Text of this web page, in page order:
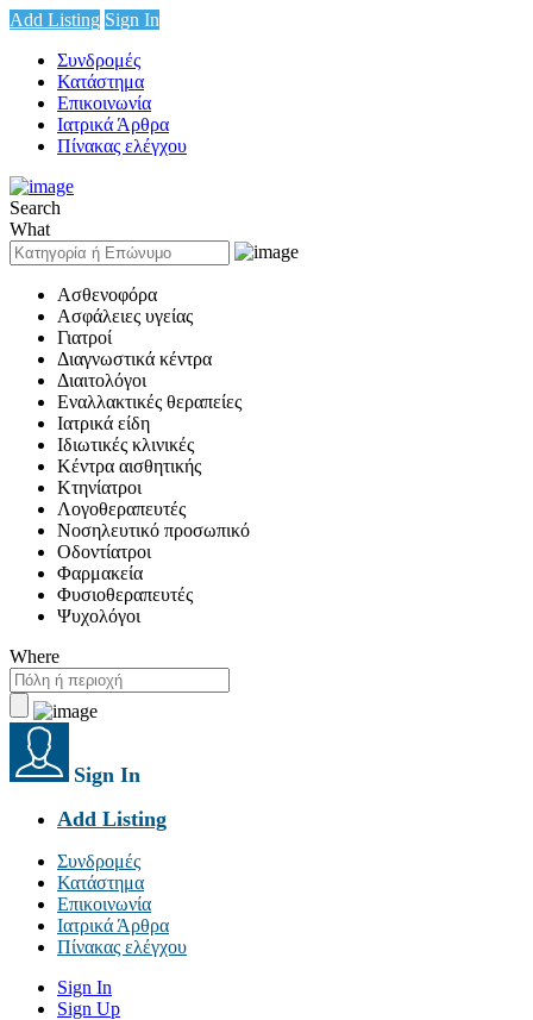
Add Listing Sign In
Συνδρομές
Κατάστημα
Επικοινωνία
Ιατρικά Άρθρα
Πίνακας ελέγχου
Search
What
Ασθενοφόρα
Ασφάλειες υγείας
Γιατροί
Διαγνωστικά κέντρα
Διαιτολόγοι
Εναλλακτικές θεραπείες
Ιατρικά είδη
Ιδιωτικές κλινικές
Κέντρα αισθητικής
Κτηνίατροι
Λογοθεραπευτές
Νοσηλευτικό προσωπικό
Οδοντίατροι
Φαρμακεία
Φυσιοθεραπευτές
Ψυχολόγοι
Where
Sign In
Add Listing
Συνδρομές
Κατάστημα
Επικοινωνία
Ιατρικά Άρθρα
Πίνακας ελέγχου
Sign In
Sign Up